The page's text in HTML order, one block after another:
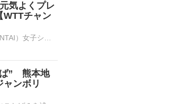
気よくプレ
WTTチャン
ば” 熊本地
ンボリ